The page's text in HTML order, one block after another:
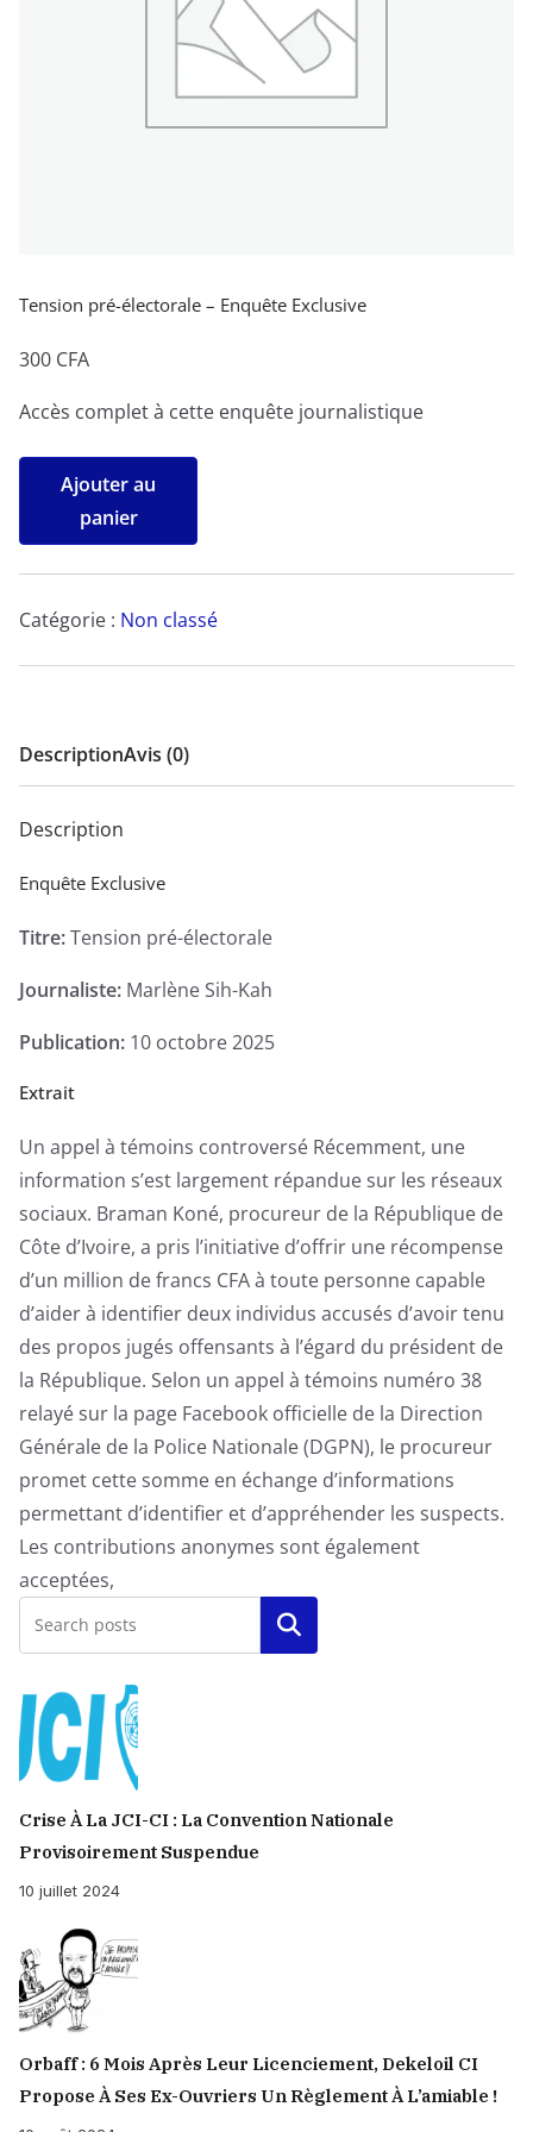
Tension pré-électorale – Enquête Exclusive
300 CFA
Accès complet à cette enquête journalistique
quantité
Tension
pré-
électorale
Enquête
Ajouter au
panier
Catégorie : Non classé
DescriptionAvis (0)
Description
Enquête Exclusive
Titre:Tension pré-électorale
Journaliste: Marlène Sih-Kah
Publication: 10 octobre 2025
Extrait
Un appel à témoins controversé Récemment, une
information s’est largement répandue sur les réseaux
sociaux. Braman Koné, procureur de la République de
Côte d’Ivoire, a pris l’initiative d’offrir une récompense
d’un million de francs CFA à toute personne capable
d’aider à identifier deux individus accusés d’avoir tenu
des propos jugés offensants à l’égard du président de
la République. Selon un appel à témoins numéro 38
relayé sur la page Facebook officielle de la Direction
Générale de la Police Nationale (DGPN), le procureur
promet cette somme en échange d’informations
permettant d’identifier et d’appréhender les suspects.
Les contributions anonymes sont également
acceptées,
Rechercher
Crise À La JCI-CI : La Convention Nationale
Provisoirement Suspendue
10 juillet 2024
Orbaff : 6 Mois Après Leur Licenciement, Dekeloil CI
Propose À Ses Ex-Ouvriers Un Règlement À L’amiable !